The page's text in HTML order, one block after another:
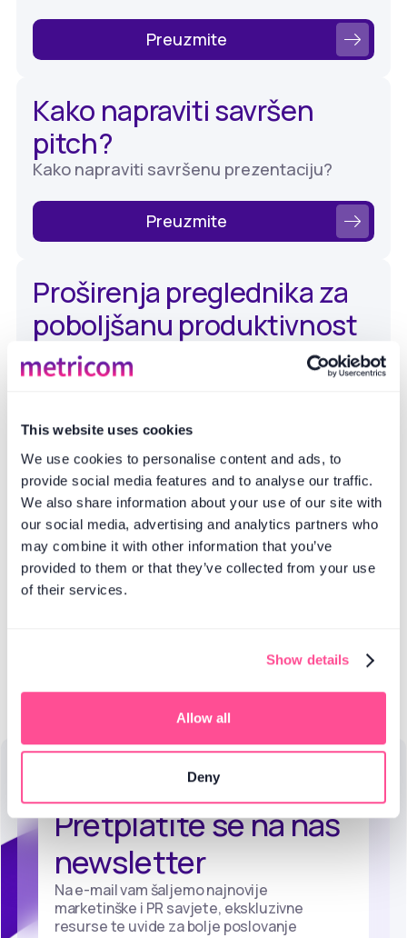
This website uses cookies
We use cookies to personalise content and ads, to
provide social media features and to analyse our traffic.
We also share information about your use of our site with
our social media, advertising and analytics partners who
may combine it with other information that you’ve
provided to them or that they’ve collected from your use
of their services.
Show details
Allow all
Deny
Preuzmite
Kako napraviti savršen
pitch?
Kako napraviti savršenu prezentaciju?
Preuzmite
Proširenja preglednika za
poboljšanu produktivnost
Preuzmite ovaj kratki vodič za najbolje
alate za pisanje bilješki, podsjetnike i
Četiri načina korištenja
analize sadržaja za vaše
poslovanje
Pretplatite se na naš
newsletter
Na e-mail vam šaljemo najnovije
marketinške i PR savjete, ekskluzivne
resurse te uvide za bolje poslovanje